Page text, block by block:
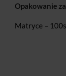
Opakowanie
Matryce –